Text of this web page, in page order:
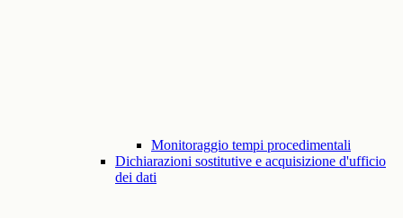
Monitoraggio tempi procedimentali
Dichiarazioni sostitutive e acquisizione d'ufficio
dei dati